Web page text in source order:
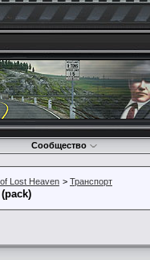
Сообщество
Lost Heaven > Транспорт